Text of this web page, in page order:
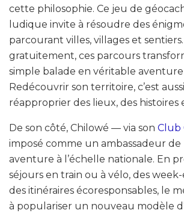
cette philosophie. Ce jeu de
ludique invite à résoudre des
parcourant villes, villages et
gratuitement, ces parcours
simple balade en véritable
Redécouvrir son territoire, c’est
réapproprier des lieux, des histoires
De son côté, Chilowé — via son Club
imposé comme un ambassadeur de
aventure à l’échelle nationale. En
séjours en train ou à vélo, des
des itinéraires écoresponsables, le
à populariser un nouveau modèle